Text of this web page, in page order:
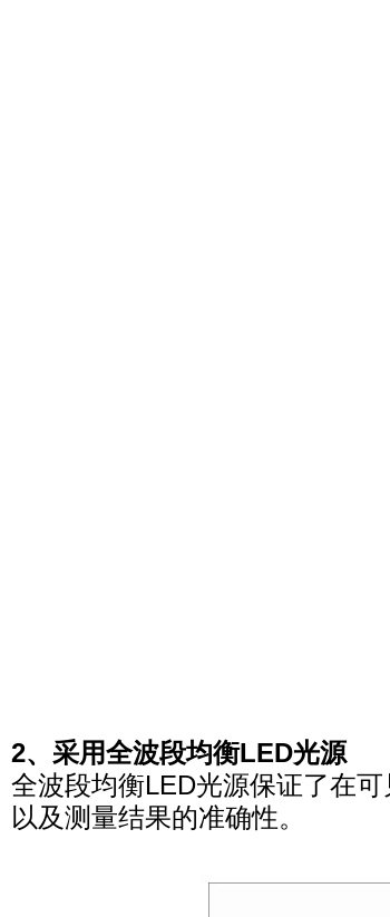
2、采用全波段均衡LED光源
全波段均衡LED光源保证了在
以及测量结果的准确性。